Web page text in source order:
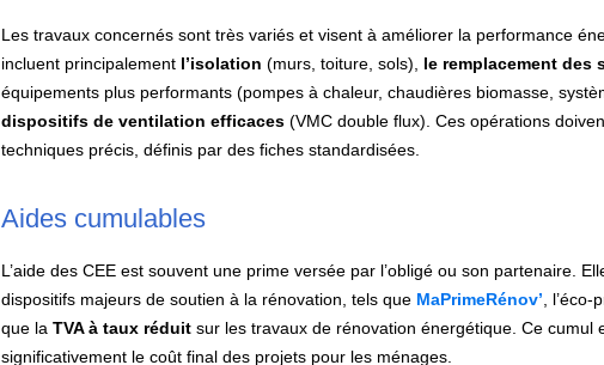
Les travaux concernés sont très variés et visent à améliorer la performance
incluent principalement l’isolation (murs, toiture, sols), le remplacement des
équipements plus performants (pompes à chaleur, chaudières biomasse,
dispositifs de ventilation efficaces(VMC double flux). Ces opérations
techniques précis, définis par des fiches standardisées.
Aides cumulables
L’aide des CEE est souvent une prime versée par l’obligé ou son partenaire.
dispositifs majeurs de soutien à la rénovation, tels que MaPrimeRénov’ ,
que la TVA à taux réduitsur les travaux de rénovation énergétique. Ce cumul
significativement le coût final des projets pour les ménages.